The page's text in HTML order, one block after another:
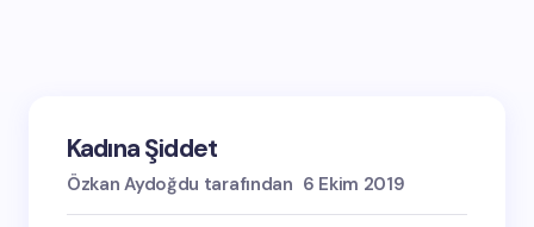
Kadına Şiddet
Özkan Aydoğdu tarafından 6 Ekim 2019